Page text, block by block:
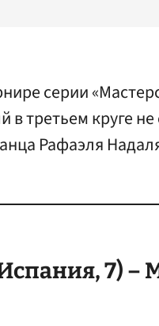
серии
третьем круге не
Рафаэля
7) –